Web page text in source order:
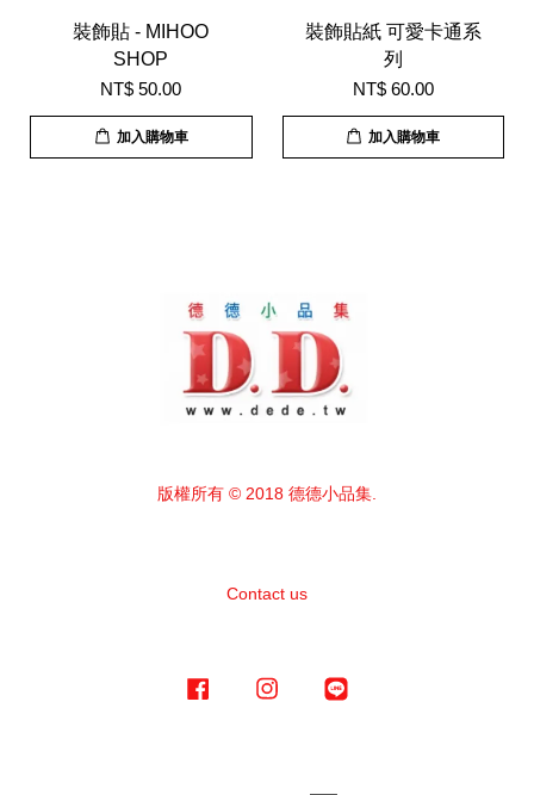
裝飾貼 - MIHOO
SHOP
NT$ 50.00
加入購物車
裝飾貼紙 可愛卡通系
列
NT$ 60.00
加入購物車
版權所有 © 2018 德德小品集.
Contact us
Facebook Instagram